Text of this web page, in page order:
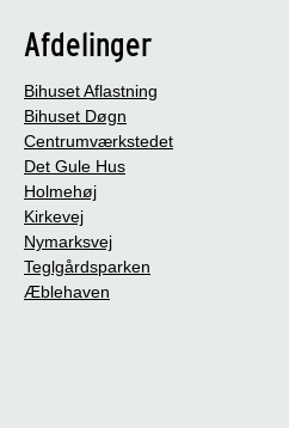
Afdelinger
Bihuset Aflastning
Bihuset Døgn
Centrumværkstedet
Det Gule Hus
Holmehøj
Kirkevej
Nymarksvej
Teglgårdsparken
Æblehaven